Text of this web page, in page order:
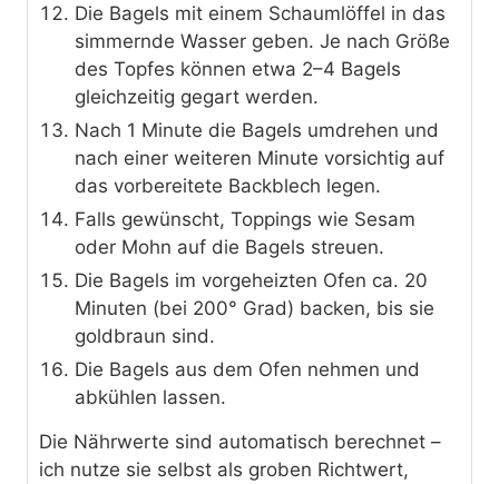
Die Bagels mit einem Schaumlöffel in das
simmernde Wasser geben. Je nach Größe
des Topfes können etwa 2–4 Bagels
gleichzeitig gegart werden.
Nach 1 Minute die Bagels umdrehen und
nach einer weiteren Minute vorsichtig auf
das vorbereitete Backblech legen.
Falls gewünscht, Toppings wie Sesam
oder Mohn auf die Bagels streuen.
Die Bagels im vorgeheizten Ofen ca. 20
Minuten (bei 200° Grad) backen, bis sie
goldbraun sind.
Die Bagels aus dem Ofen nehmen und
abkühlen lassen.
Die Nährwerte sind automatisch berechnet –
ich nutze sie selbst als groben Richtwert,